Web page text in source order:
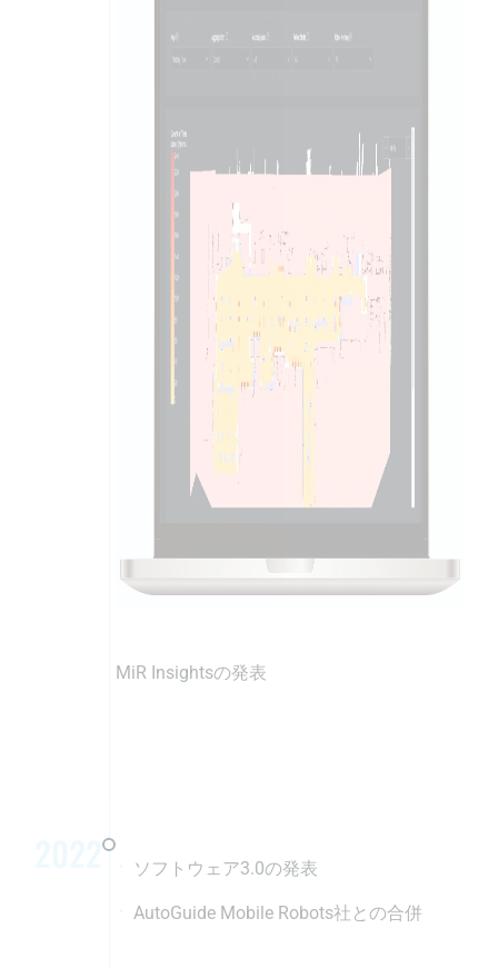
MiR Insightsの発表
ソフトウェア3.0の発表
AutoGuide Mobile Robots社との合併